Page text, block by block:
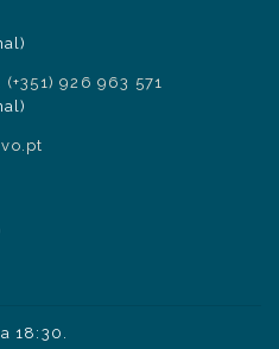
(+351) 926 963 571
18:30.